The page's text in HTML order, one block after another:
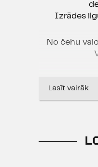
Izrādes
No čehu
Lasīt vairāk